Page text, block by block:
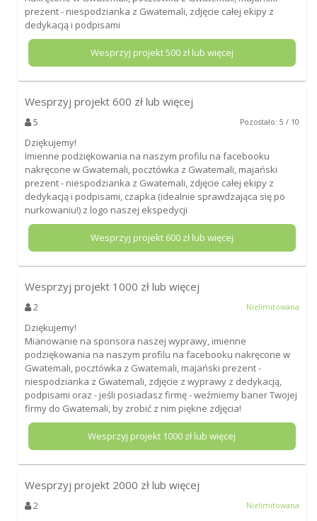
prezent - niespodzianka z Gwatemali, zdjęcie całej ekipy z
dedykacją i podpisami
Wesprzyj projekt500zł lub więcej
Wesprzyj projekt 600 zł lub więcej
5 Pozostało: 5 / 10
Dziękujemy!
Imienne podziękowania na naszym profilu na facebooku
nakręcone w Gwatemali, pocztówka z Gwatemali, majański
prezent - niespodzianka z Gwatemali, zdjęcie całej ekipy z
dedykacją i podpisami, czapka (idealnie sprawdzająca się po
nurkowaniu!) z logo naszej ekspedycji
Wesprzyj projekt 600zł lub więcej
Wesprzyj projekt 1000 zł lub więcej
2 Nielimitowana
Dziękujemy!
Mianowanie na sponsora naszej wyprawy, imienne
podziękowania na naszym profilu na facebooku nakręcone w
Gwatemali, pocztówka z Gwatemali, majański prezent -
niespodzianka z Gwatemali, zdjęcie z wyprawy z dedykacją,
podpisami oraz - jeśli posiadasz firmę - weźmiemy baner Twojej
firmy do Gwatemali, by zrobić z nim piękne zdjęcia!
Wesprzyj projekt 1000 zł lub więcej
Wesprzyj projekt 2000 zł lub więcej
2 Nielimitowana